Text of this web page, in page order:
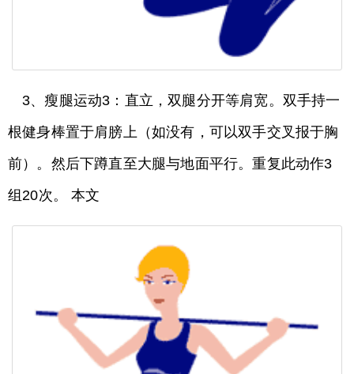
3、瘦腿运动3：直立，双腿分开等肩宽。双手持一
根健身棒置于肩膀上（如没有，可以双手交叉报于胸
前）。然后下蹲直至大腿与地面平行。重复此动作3
组20次。 本文